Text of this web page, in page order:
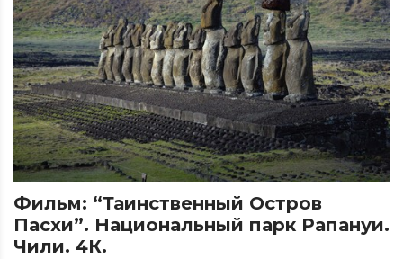
Фильм: “Таинственный Остров
Пасхи”. Национальный парк Рапануи.
Чили. 4К.